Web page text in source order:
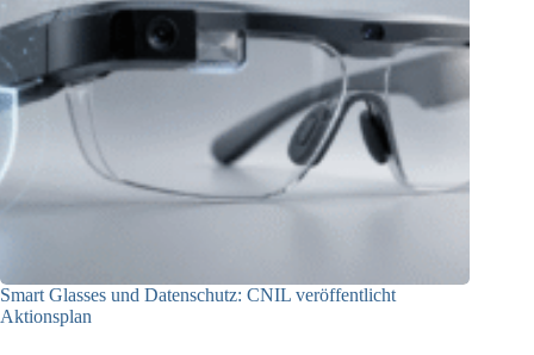
Smart Glasses und Datenschutz: CNIL veröffentlicht
Aktionsplan